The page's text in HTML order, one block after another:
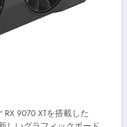
9070 XTを搭載した